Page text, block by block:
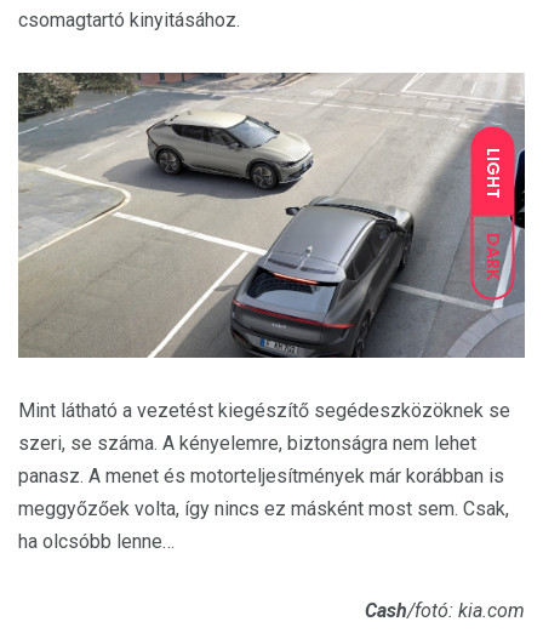
LIGHT
DARK
csomagtartó kinyitásához.
Mint látható a vezetést kiegészítő segédeszközöknek se
szeri, se száma. A kényelemre, biztonságra nem lehet
panasz. A menet és motorteljesítmények már korábban is
meggyőzőek volta, így nincs ez másként most sem. Csak,
ha olcsóbb lenne…
Cash/fotó: kia.com